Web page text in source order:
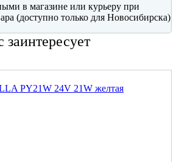
в магазине или курьеру при
(доступно только для Новосибирска)